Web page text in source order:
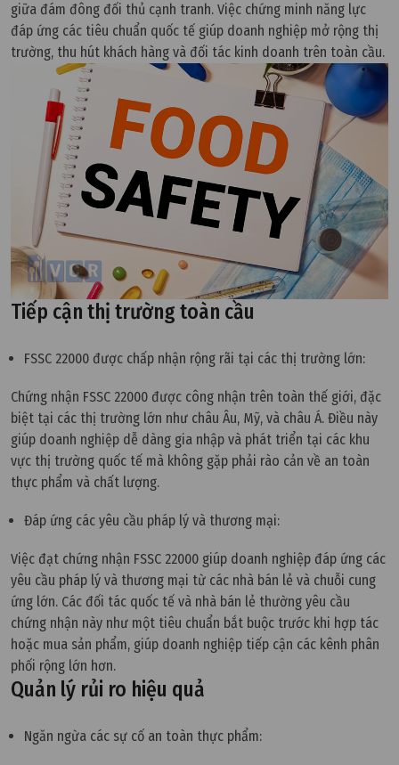
giữa đám đông đối thủ cạnh tranh. Việc chứng minh năng lực
đáp ứng các tiêu chuẩn quốc tế giúp doanh nghiệp mở rộng thị
trường, thu hút khách hàng và đối tác kinh doanh trên toàn cầu.
Tiếp cận thị trường toàn cầu
FSSC 22000 được chấp nhận rộng rãi tại các thị trường lớn:
Chứng nhận FSSC 22000 được công nhận trên toàn thế giới, đặc
biệt tại các thị trường lớn như châu Âu, Mỹ, và châu Á. Điều này
giúp doanh nghiệp dễ dàng gia nhập và phát triển tại các khu
vực thị trường quốc tế mà không gặp phải rào cản về an toàn
thực phẩm và chất lượng.
Đáp ứng các yêu cầu pháp lý và thương mại:
Việc đạt chứng nhận FSSC 22000 giúp doanh nghiệp đáp ứng các
yêu cầu pháp lý và thương mại từ các nhà bán lẻ và chuỗi cung
ứng lớn. Các đối tác quốc tế và nhà bán lẻ thường yêu cầu
chứng nhận này như một tiêu chuẩn bắt buộc trước khi hợp tác
hoặc mua sản phẩm, giúp doanh nghiệp tiếp cận các kênh phân
phối rộng lớn hơn.
Quản lý rủi ro hiệu quả
Ngăn ngừa các sự cố an toàn thực phẩm: